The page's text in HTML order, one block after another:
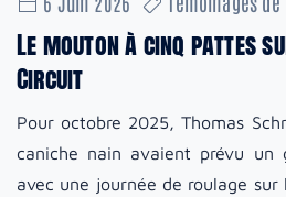
Le mouton à cinq pattes
Circuit
Pour octobre 2025, Thomas
caniche nain avaient prévu un
avec une journée de roulage sur